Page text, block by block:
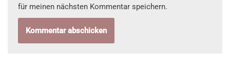
für meinen nächsten Kommentar speichern.